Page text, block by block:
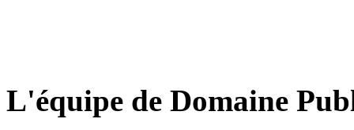
L'équipe de Domaine